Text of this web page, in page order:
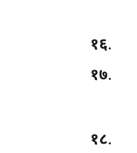
१६.
१७.
१८.